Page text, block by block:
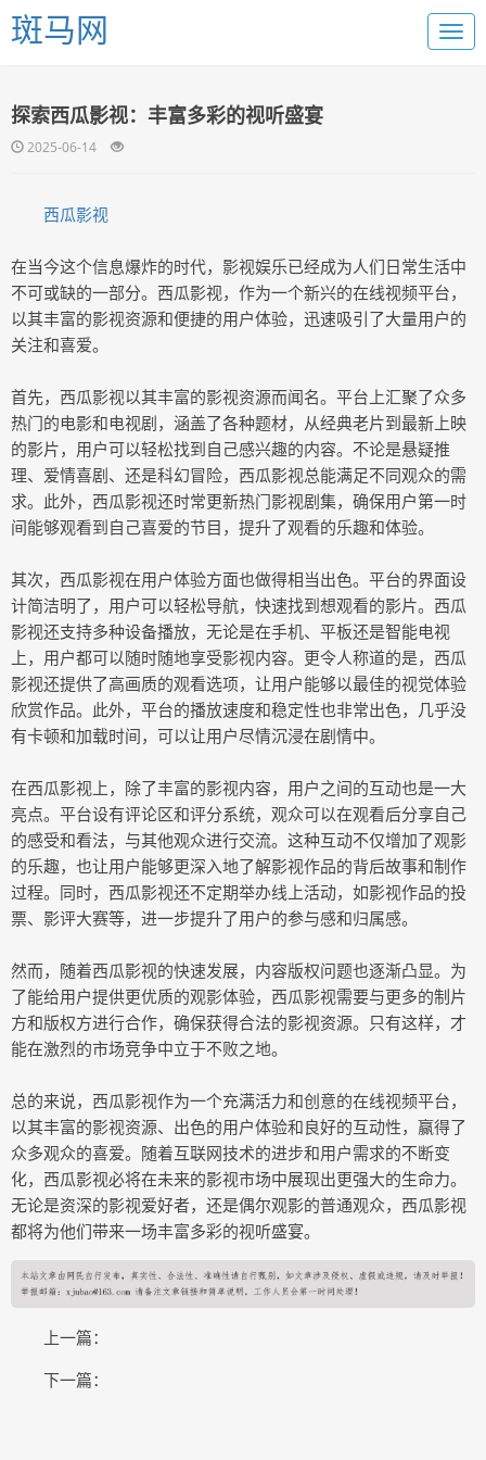
斑马网
探索西瓜影视：丰富多彩的视听盛宴
2025-06-14
西瓜影视
在当今这个信息爆炸的时代，影视娱乐已经成为人们日常生活中
不可或缺的一部分。西瓜影视，作为一个新兴的在线视频平台，
以其丰富的影视资源和便捷的用户体验，迅速吸引了大量用户的
关注和喜爱。
首先，西瓜影视以其丰富的影视资源而闻名。平台上汇聚了众多
热门的电影和电视剧，涵盖了各种题材，从经典老片到最新上映
的影片，用户可以轻松找到自己感兴趣的内容。不论是悬疑推
理、爱情喜剧、还是科幻冒险，西瓜影视总能满足不同观众的需
求。此外，西瓜影视还时常更新热门影视剧集，确保用户第一时
间能够观看到自己喜爱的节目，提升了观看的乐趣和体验。
其次，西瓜影视在用户体验方面也做得相当出色。平台的界面设
计简洁明了，用户可以轻松导航，快速找到想观看的影片。西瓜
影视还支持多种设备播放，无论是在手机、平板还是智能电视
上，用户都可以随时随地享受影视内容。更令人称道的是，西瓜
影视还提供了高画质的观看选项，让用户能够以最佳的视觉体验
欣赏作品。此外，平台的播放速度和稳定性也非常出色，几乎没
有卡顿和加载时间，可以让用户尽情沉浸在剧情中。
在西瓜影视上，除了丰富的影视内容，用户之间的互动也是一大
亮点。平台设有评论区和评分系统，观众可以在观看后分享自己
的感受和看法，与其他观众进行交流。这种互动不仅增加了观影
的乐趣，也让用户能够更深入地了解影视作品的背后故事和制作
过程。同时，西瓜影视还不定期举办线上活动，如影视作品的投
票、影评大赛等，进一步提升了用户的参与感和归属感。
然而，随着西瓜影视的快速发展，内容版权问题也逐渐凸显。为
了能给用户提供更优质的观影体验，西瓜影视需要与更多的制片
方和版权方进行合作，确保获得合法的影视资源。只有这样，才
能在激烈的市场竞争中立于不败之地。
总的来说，西瓜影视作为一个充满活力和创意的在线视频平台，
以其丰富的影视资源、出色的用户体验和良好的互动性，赢得了
众多观众的喜爱。随着互联网技术的进步和用户需求的不断变
化，西瓜影视必将在未来的影视市场中展现出更强大的生命力。
无论是资深的影视爱好者，还是偶尔观影的普通观众，西瓜影视
都将为他们带来一场丰富多彩的视听盛宴。
上一篇：
下一篇：